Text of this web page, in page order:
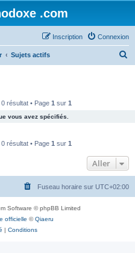
.com
Connexion
Inscription
Sujets actifs
e
r
résultat • Page 1 sur 1
vous avez spécifiés.
résultat • Page 1 sur 1
Aller
Fuseau horaire sur UTC+02:00
Software © phpBB Limited
officielle ©Qiaeru
| Conditions